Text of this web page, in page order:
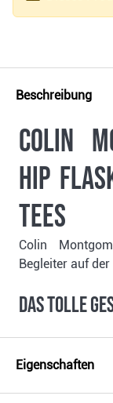
Beschreibung
Colin
Hip
Tees
Colin
Begleiter auf
Das tolle
Eigenschaften